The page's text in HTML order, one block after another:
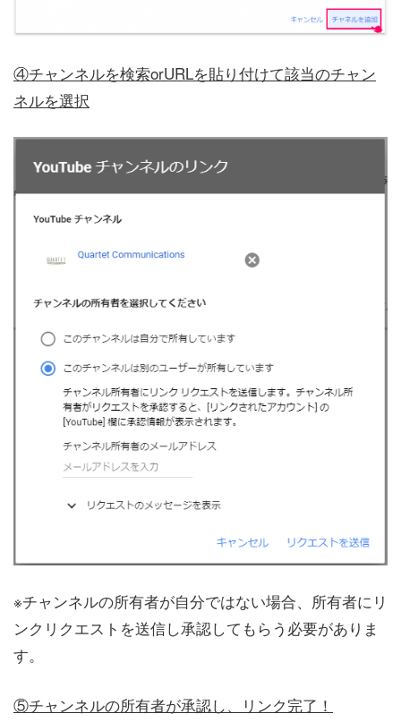
④チャンネルを検索orURLを貼り付けて該当のチャン
ネルを選択
※チャンネルの所有者が自分ではない場合、所有者にリ
ンクリクエストを送信し承認してもらう必要がありま
す。
⑤チャンネルの所有者が承認し、リンク完了！